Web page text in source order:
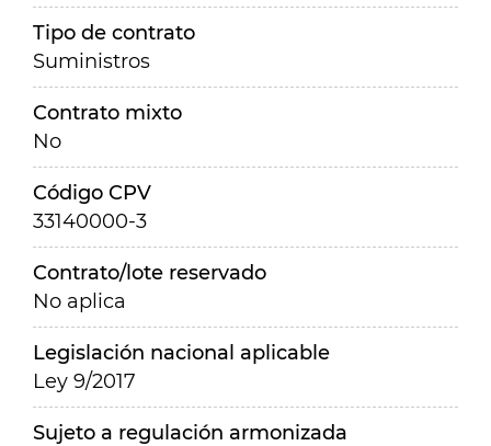
Tipo de contrato
Suministros
Contrato mixto
No
Código CPV
33140000-3
Contrato/lote reservado
No aplica
Legislación nacional aplicable
Ley 9/2017
Sujeto a regulación armonizada